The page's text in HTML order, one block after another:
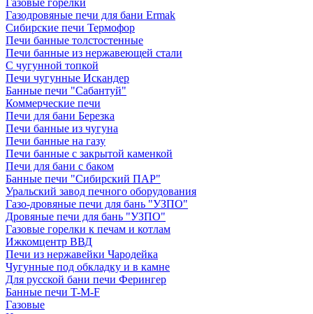
Газовые горелки
Газодровяные печи для бани Ermak
Сибирские печи Термофор
Печи банные толстостенные
Печи банные из нержавеющей стали
С чугунной топкой
Печи чугунные Искандер
Банные печи "Сабантуй"
Коммерческие печи
Печи для бани Березка
Печи банные из чугуна
Печи банные на газу
Печи банные с закрытой каменкой
Печи для бани с баком
Банные печи "Сибирский ПАР"
Уральский завод печного оборудования
Газо-дровяные печи для бань "УЗПО"
Дровяные печи для бань "УЗПО"
Газовые горелки к печам и котлам
Ижкомцентр ВВД
Печи из нержавейки Чародейка
Чугунные под обкладку и в камне
Для русской бани печи Ферингер
Банные печи T-M-F
Газовые